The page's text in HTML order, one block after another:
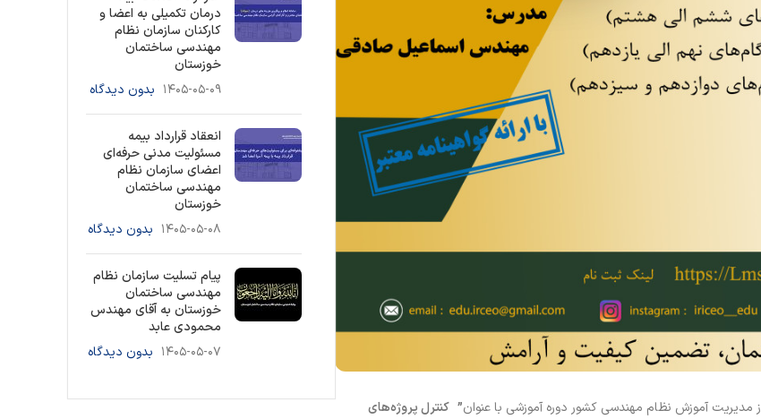
آموزش نظام مهندسی کشور دوره آموزشی با عنوان” کنترل پروژه‌های
درمان تکمیلی به اعضا و
کارکنان سازمان نظام
مهندسی ساختمان
خوزستان
۱۴۰۵-۰۵-۰۹ بدون دیدگاه
انعقاد قرارداد بیمه
مسئولیت مدنی حرفه‌ای
اعضای سازمان نظام
مهندسی ساختمان
خوزستان
۱۴۰۵-۰۵-۰۸ بدون دیدگاه
پیام تسلیت سازمان نظام
مهندسی ساختمان
خوزستان به آقای مهندس
محمودی عابد
۱۴۰۵-۰۵-۰۷ بدون دیدگاه